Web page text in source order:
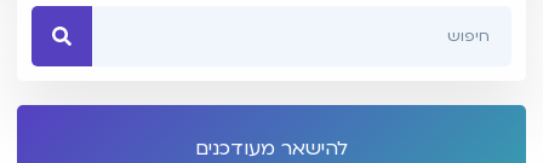
להישאר מעודכנים